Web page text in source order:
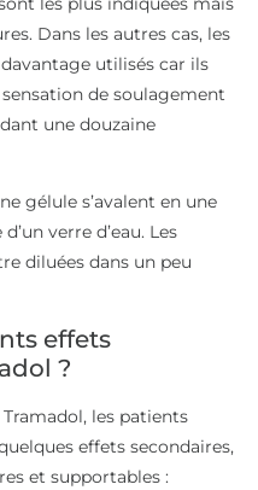
Dans les autres cas, les
utilisés car ils
de soulagement
une douzaine
gélule s’avalent en une
verre d’eau. Les
diluées dans un peu
effets
?
les patients
effets secondaires,
et supportables :